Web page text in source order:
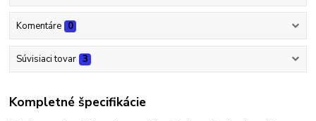
Komentáre 0
Súvisiaci tovar 3
Kompletné špecifikácie